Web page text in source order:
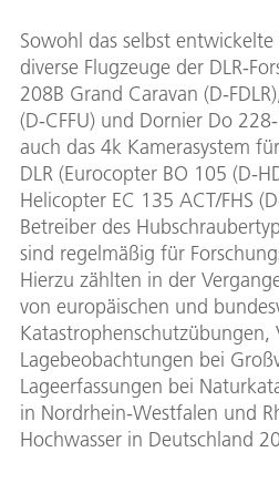
Sowohl das selbst
diverse Flugzeuge der DLR-
208B Grand Caravan (D-
(D-CFFU) und Dornier Do
auch das 4k Kamerasystem
DLR (Eurocopter BO 105 (D-
Helicopter EC 135 ACT/FHS
Betreiber des
sind regelmäßig für
Hierzu zählten in der
von europäischen und
Katastrophenschutzübungen,
Lagebeobachtungen bei
Lageerfassungen bei
in Nordrhein-Westfalen und
Hochwasser in Deutschland